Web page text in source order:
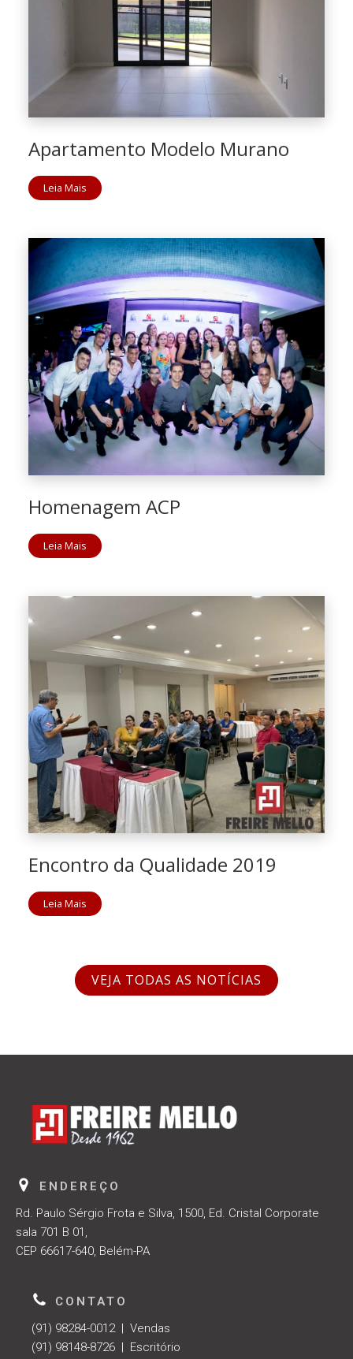
Apartamento Modelo Murano
Leia Mais
Homenagem ACP
Leia Mais
Encontro da Qualidade 2019
Leia Mais
VEJA TODAS AS NOTÍCIAS
ENDEREÇO
Rd. Paulo Sérgio Frota e Silva, 1500, Ed. Cristal Corporate
sala 701 B 01,
CEP 66617-640, Belém-PA
CONTATO
(91) 98284-0012 | Vendas
(91) 98148-8726 | Escritório